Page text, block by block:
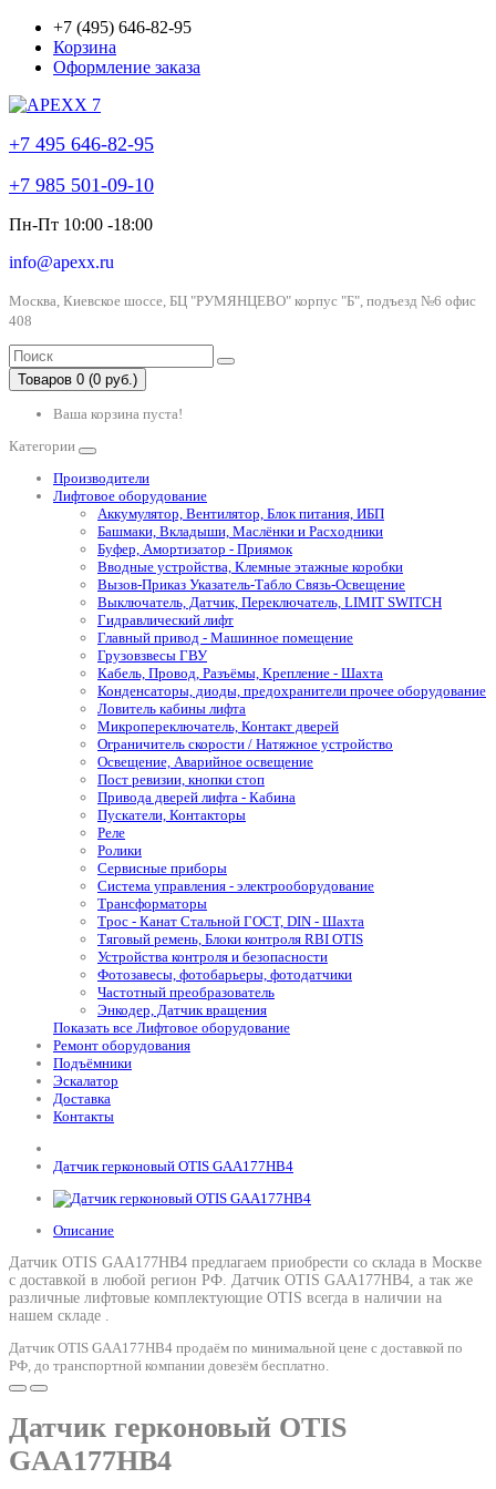
+7 (495) 646-82-95
Корзина
Оформление заказа
+7 495 646-82-95
+7 985 501-09-10
Пн-Пт 10:00 -18:00
info@apexx.ru
Москва, Киевское шоссе, БЦ "РУМЯНЦЕВО" корпус "Б", подъезд №6 офис
408
Товаров 0 (0 руб.)
Ваша корзина пуста!
Категории
Производители
Лифтовое оборудование
Аккумулятор, Вентилятор, Блок питания, ИБП
Башмаки, Вкладыши, Маслёнки и Расходники
Буфер, Амортизатор - Приямок
Вводные устройства, Клемные этажные коробки
Вызов-Приказ Указатель-Табло Связь-Освещение
Выключатель, Датчик, Переключатель, LIMIT SWITCH
Гидравлический лифт
Главный привод - Машинное помещение
Грузовзвесы ГВУ
Кабель, Провод, Разъёмы, Крепление - Шахта
Конденсаторы, диоды, предохранители прочее оборудование
Ловитель кабины лифта
Микропереключатель, Контакт дверей
Ограничитель скорости / Натяжное устройство
Освещение, Аварийное освещение
Пост ревизии, кнопки стоп
Привода дверей лифта - Кабина
Пускатели, Контакторы
Реле
Ролики
Сервисные приборы
Система управления - электрооборудование
Трансформаторы
Трос - Канат Стальной ГОСТ, DIN - Шахта
Тяговый ремень, Блоки контроля RBI OTIS
Устройства контроля и безопасности
Фотозавесы, фотобарьеры, фотодатчики
Частотный преобразователь
Энкодер, Датчик вращения
Показать все Лифтовое оборудование
Ремонт оборудования
Подъёмники
Эскалатор
Доставка
Контакты
Датчик герконовый OTIS GAA177HB4
Описание
Датчик OTIS GAA177HB4 предлагаем приобрести со склада в Москве
с доставкой в любой регион РФ. Датчик OTIS GAA177HB4, а так же
различные лифтовые комплектующие OTIS всегда в наличии на
нашем складе .
Датчик OTIS GAA177HB4 продаём по минимальной цене с доставкой по
РФ, до транспортной компании довезём бесплатно.
Датчик герконовый OTIS
GAA177HB4